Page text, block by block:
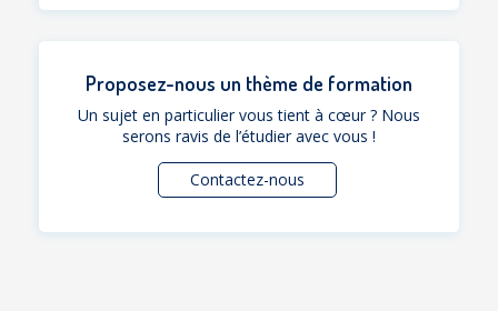
Proposez-nous un thème de formation
Un sujet en particulier vous tient à cœur ? Nous
serons ravis de l’étudier avec vous !
Contactez-nous